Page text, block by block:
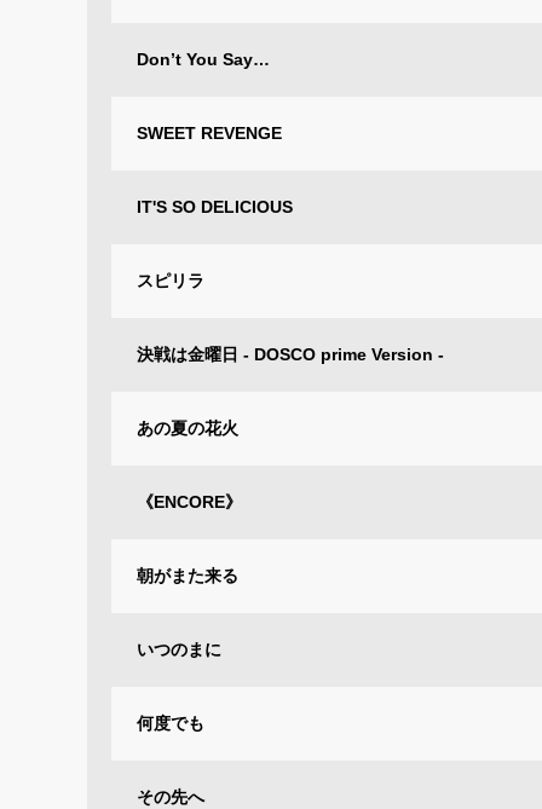
Don’t You Say…
SWEET REVENGE
IT'S SO DELICIOUS
スピリラ
決戦は金曜日 - DOSCO prime Version -
あの夏の花火
《ENCORE》
朝がまた来る
いつのまに
何度でも
その先へ